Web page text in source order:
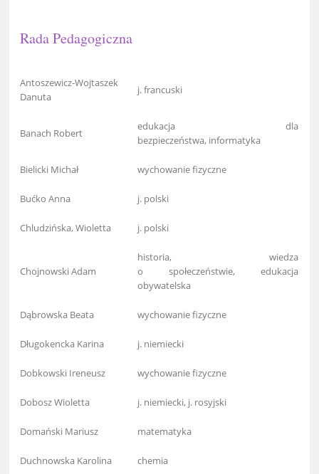
Rada Pedagogiczna
Antoszewicz-Wojtaszek
Danuta
j. francuski
Banach Robert
edukacja dla
bezpieczeństwa, informatyka
Bielicki Michał wychowanie fizyczne
Bućko Anna j. polski
Chludzińska, Wioletta j. polski
Chojnowski Adam
historia, wiedza
o społeczeństwie, edukacja
obywatelska
Dąbrowska Beata wychowanie fizyczne
Długokencka Karina j. niemiecki
Dobkowski Ireneusz wychowanie fizyczne
Dobosz Wioletta j. niemiecki, j. rosyjski
Domański Mariusz matematyka
Duchnowska Karolina chemia